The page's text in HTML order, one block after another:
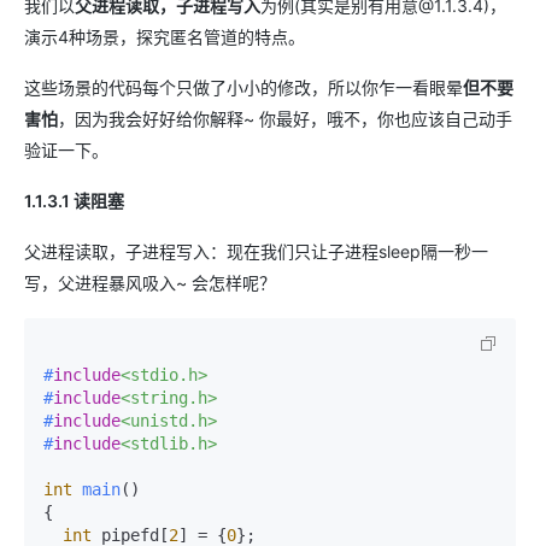
我们以父进程读取，子进程写入为例(其实是别有用意@1.1.3.4)，
演示4种场景，探究匿名管道的特点。
这些场景的代码每个只做了小小的修改，所以你乍一看眼晕但不要
害怕，因为我会好好给你解释~ 你最好，哦不，你也应该自己动手
验证一下。
1.1.3.1 读阻塞
父进程读取，子进程写入：现在我们只让子进程sleep隔一秒一
写，父进程暴风吸入~ 会怎样呢？
#include<stdio.h>
#include<string.h>
#include<unistd.h>
#include<stdlib.h>
int main()
{
int pipefd[2] = {0};